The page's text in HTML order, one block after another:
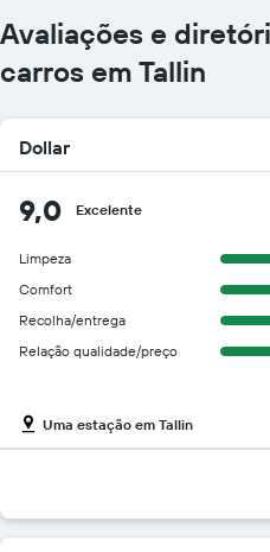
Avaliações e
carros em Tallin
Dollar
9,0 Excelente
Limpeza
Comfort
Recolha/entrega
Relação qualidade/preço
Uma estação em Tallin